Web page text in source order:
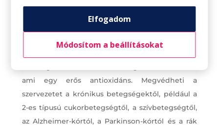
kálium-, folsav-, rost-, valamint A-, C-, B6-, E- és K-
vitamin forrás. Számos növényi polifenolban is
gazdag, ezek antioxidáns és gyulladáscsökkentő
ami egy erős antioxidáns. Megvédheti a
szervezetet a krónikus betegségektől, például a
2-es típusú cukorbetegségtől, a szívbetegségtől,
az Alzheimer-kórtól, a Parkinson-kórtól és a rák
Elfogadom
Módosítom a beállításokat